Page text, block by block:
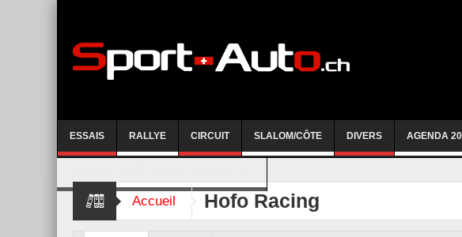
ESSAIS RALLYE CIRCUIT SLALOM/CÔTE DIVERS AGENDA
Accueil Hofo Racing